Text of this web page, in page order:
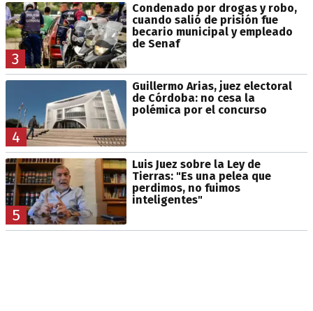
3
Condenado por drogas y robo,
cuando salió de prisión fue
becario municipal y empleado
de Senaf
4
Guillermo Arias, juez electoral
de Córdoba: no cesa la
polémica por el concurso
5
Luis Juez sobre la Ley de
Tierras: "Es una pelea que
perdimos, no fuimos
inteligentes"